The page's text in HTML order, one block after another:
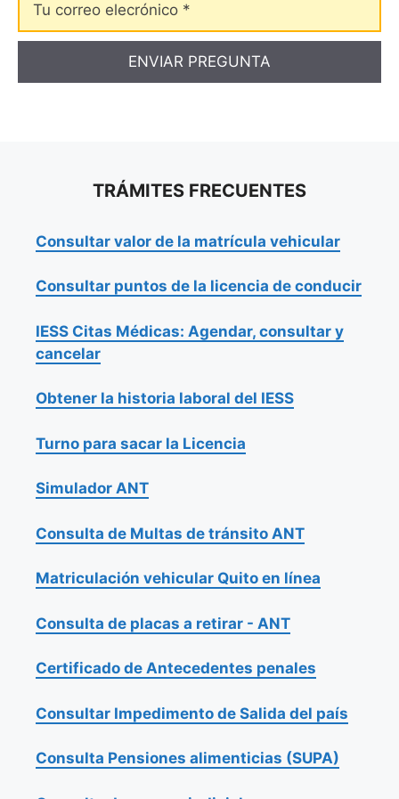
correo
elecrónico
TRÁMITES FRECUENTES
Consultar valor de la matrícula vehicular
Consultar puntos de la licencia de conducir
IESS Citas Médicas: Agendar, consultar y
cancelar
Obtener la historia laboral del IESS
Turno para sacar la Licencia
Simulador ANT
Consulta de Multas de tránsito ANT
Matriculación vehicular Quito en línea
Consulta de placas a retirar - ANT
Certificado de Antecedentes penales
Consultar Impedimento de Salida del país
Consulta Pensiones alimenticias (SUPA)